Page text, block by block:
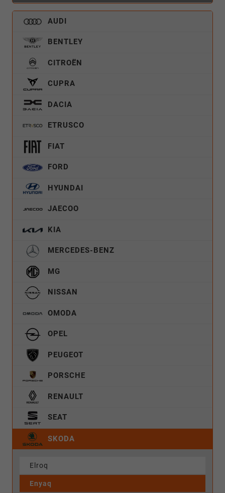
AUDI
BENTLEY
CITROËN
CUPRA
DACIA
ETRUSCO
FIAT
FORD
HYUNDAI
JAECOO
KIA
MERCEDES-BENZ
MG
NISSAN
OMODA
OPEL
PEUGEOT
PORSCHE
RENAULT
SEAT
SKODA
Elroq
Enyaq